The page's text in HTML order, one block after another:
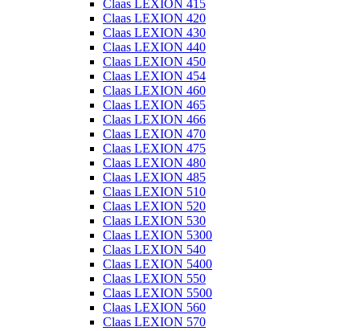
Claas LEXION 415
Claas LEXION 420
Claas LEXION 430
Claas LEXION 440
Claas LEXION 450
Claas LEXION 454
Claas LEXION 460
Claas LEXION 465
Claas LEXION 466
Claas LEXION 470
Claas LEXION 475
Claas LEXION 480
Claas LEXION 485
Claas LEXION 510
Claas LEXION 520
Claas LEXION 530
Claas LEXION 5300
Claas LEXION 540
Claas LEXION 5400
Claas LEXION 550
Claas LEXION 5500
Claas LEXION 560
Claas LEXION 570